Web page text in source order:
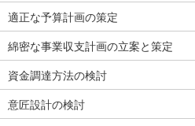
適正な予算計画の策定
綿密な事業収支計画の立案と策定
資金調達方法の検討
意匠設計の検討